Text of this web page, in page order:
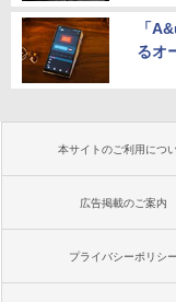
「
るオ
本サイトのご利用につ
広告掲載のご案内
プライバシーポリシー